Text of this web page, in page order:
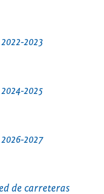
2023
2025
2027
de carreteras